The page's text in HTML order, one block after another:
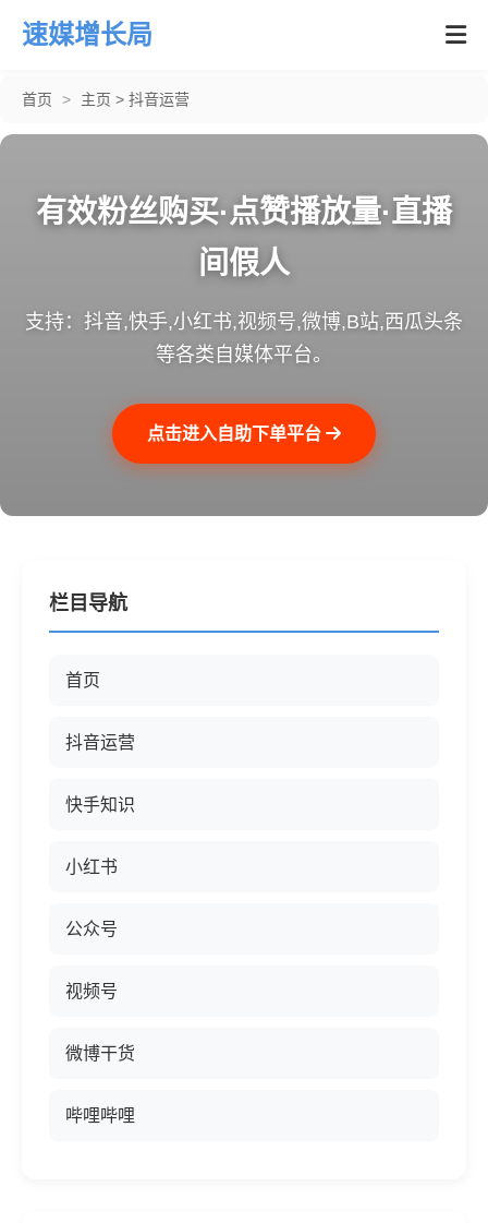
速媒增长局
首页 > 主页 > 抖音运营
有效粉丝购买·点赞播放量·直播
间假人
支持：抖音,快手,小红书,视频号,微博,B站,西瓜头条
等各类自媒体平台。
点击进入自助下单平台
栏目导航
首页
抖音运营
快手知识
小红书
公众号
视频号
微博干货
哔哩哔哩